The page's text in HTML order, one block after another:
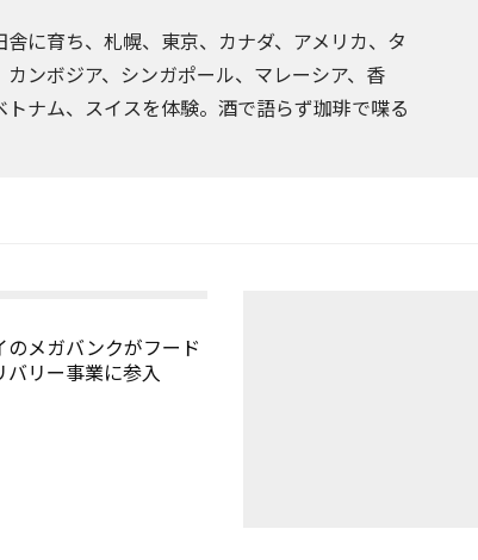
に育ち、札幌、東京、カナダ、アメリカ、タ
カンボジア、シンガポール、マレーシア、香
トナム、スイスを体験。酒で語らず珈琲で喋る
のメガバンクがフード
バリー事業に参入